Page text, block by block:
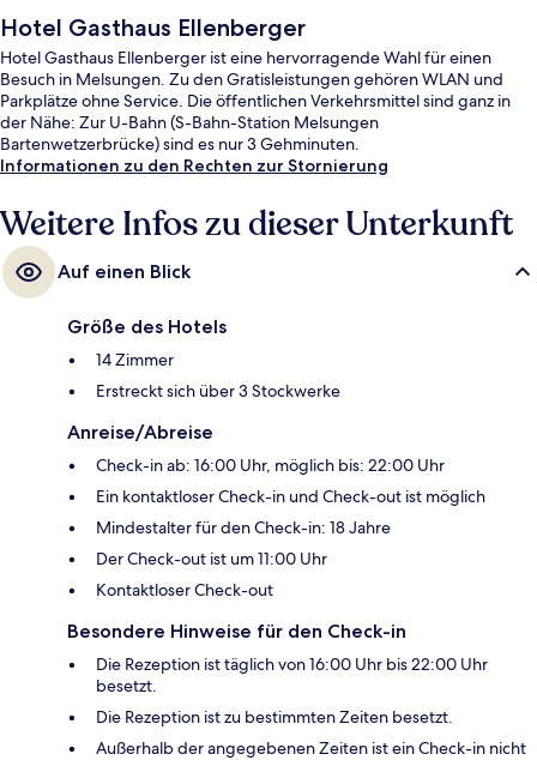
Hotel Gasthaus Ellenberger
Hotel Gasthaus Ellenberger ist eine hervorragende Wahl für einen
Besuch in Melsungen. Zu den Gratisleistungen gehören WLAN und
Parkplätze ohne Service. Die öffentlichen Verkehrsmittel sind ganz in
der Nähe: Zur U-Bahn (S-Bahn-Station Melsungen
Bartenwetzerbrücke) sind es nur 3 Gehminuten.
Informationen zu den Rechten zur Stornierung
Weitere Infos zu dieser Unterkunft
Auf einen Blick
Größe des Hotels
14 Zimmer
Erstreckt sich über 3 Stockwerke
Anreise/Abreise
Check-in ab: 16:00 Uhr, möglich bis: 22:00 Uhr
Ein kontaktloser Check-in und Check-out ist möglich
Mindestalter für den Check-in: 18 Jahre
Der Check-out ist um 11:00 Uhr
Kontaktloser Check-out
Besondere Hinweise für den Check-in
Die Rezeption ist täglich von 16:00 Uhr bis 22:00 Uhr
besetzt.
Die Rezeption ist zu bestimmten Zeiten besetzt.
Außerhalb der angegebenen Zeiten ist ein Check-in nicht